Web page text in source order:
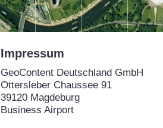
Impressum
GeoContent Deutschland GmbH
Ottersleber Chaussee 91
39120 Magdeburg
Business Airport